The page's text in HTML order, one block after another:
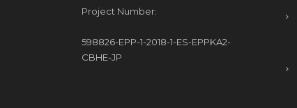
Project Number:
598826-EPP-1-2018-1-ES-EPPKA2-
CBHE-JP